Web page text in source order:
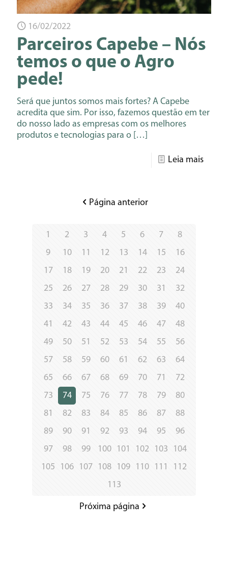
16/02/2022
Parceiros Capebe – Nós
temos o que o Agro
pede!
Será que juntos somos mais fortes? A Capebe
acredita que sim. Por isso, fazemos questão em ter
do nosso lado as empresas com os melhores
produtos e tecnologias para o […]
Leia mais
Página anterior
1 2 3 4 5 6 7
8
9
10 11 12 13 14 15
16
17
18 19 20 21 22 23
24
25
26 27 28 29 30 31
32
33
34 35 36 37 38 39
40
41
42 43 44 45 46 47
48
49
50 51 52 53 54 55
56
57
58 59 60 61 62 63
64
65
66 67 68 69 70 71
72
73
74 75 76 77 78 79
80
81
82 83 84 85 86 87
88
89
90 91 92 93 94 95
96
97
98 99 100 101 102 103
104
105
106 107 108 109 110 111
112
113
Próxima página